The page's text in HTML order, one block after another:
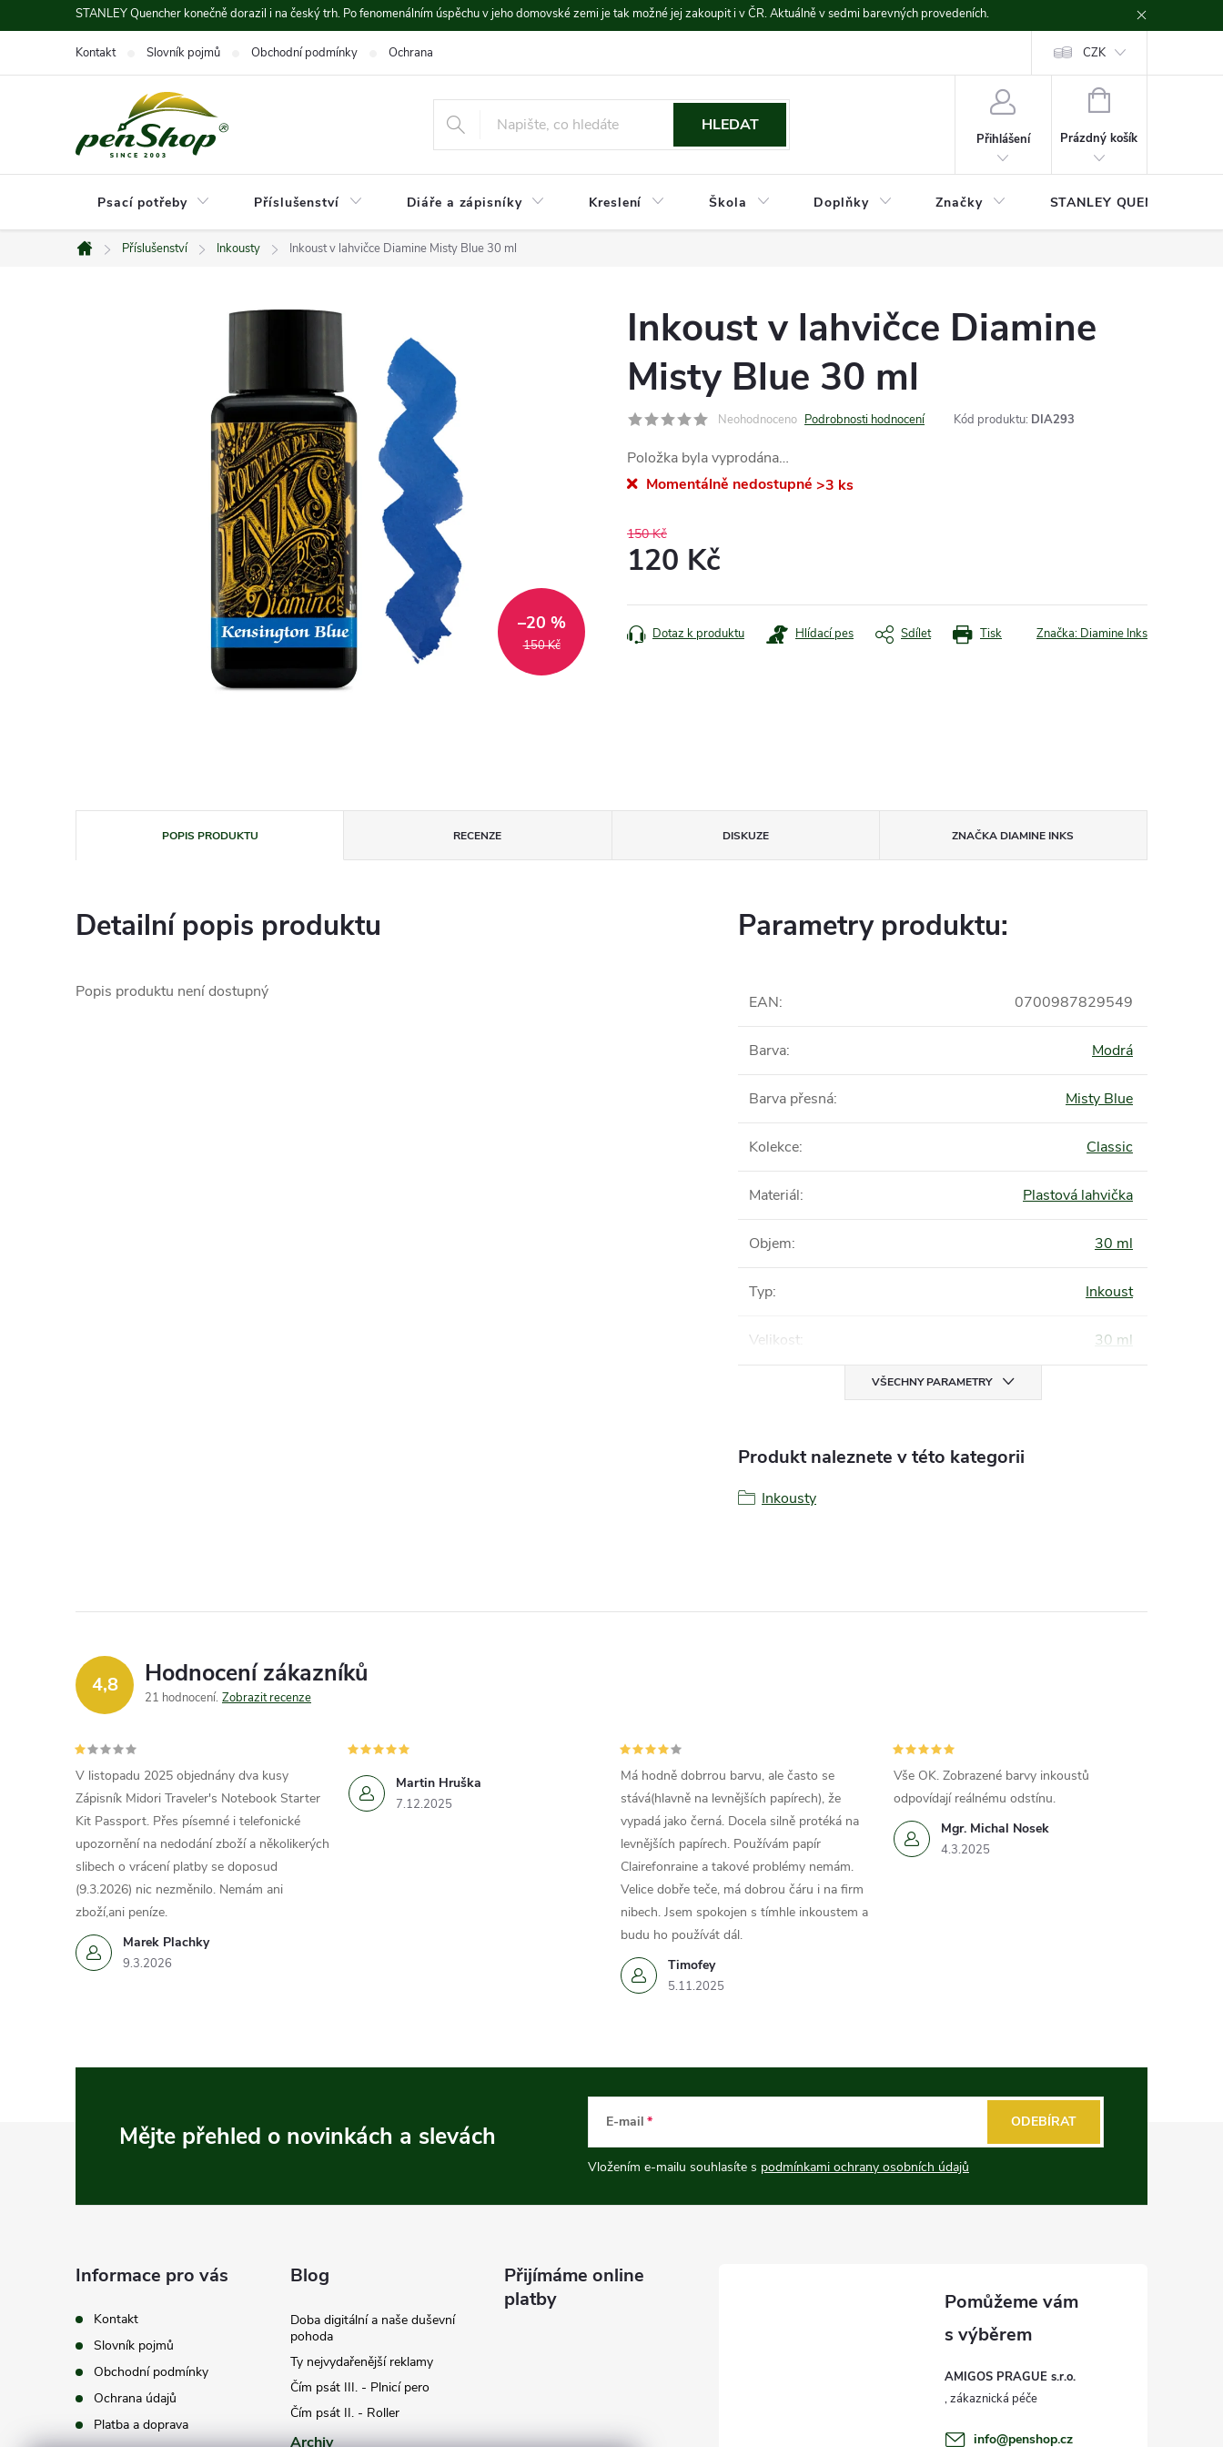
na
STANLEY Quencher konečně dorazil i na český trh. Po fenomenálním úspěchu v jeho domovské zemi je tak možné jej zakoupit i v ČR. Aktuálně v sedmi barevných provedeních.
Kontakt Slovník pojmů Obchodní podmínky Ochrana údajů CZK
HLEDAT
Přihlášení
NÁKUPNÍ
Prázdný košík
Psací potřeby Příslušenství Diáře a zápisníky Kreslení Škola Doplňky Značky STANLEY QUENCHER
Domů
Příslušenství Inkousty Inkoust v lahvičce Diamine Misty Blue 30 ml
150 Kč
–20 %
Inkoust v lahvičce Diamine
Misty Blue 30 ml
Neohodnoceno Podrobnosti hodnocení Kód produktu: DIA293
Položka byla vyprodána…
Momentálně nedostupné >3 ks
150 Kč
120 Kč
cena:
Tisk
Dotaz k produktu Hlídací pes Sdílet Značka: Diamine Inks
POPIS PRODUKTU RECENZE DISKUZE ZNAČKA DIAMINE INKS
Detailní popis produktu
Popis produktu není dostupný
Parametry produktu:
EAN: 0700987829549
Barva: Modrá
Barva přesná: Misty Blue
Kolekce: Classic
Materiál: Plastová lahvička
Objem: 30 ml
Typ: Inkoust
Velikost: 30 ml
VŠECHNY PARAMETRY
Produkt naleznete v této kategorii
Inkousty
4,8 Hodnocení zákazníků
21 hodnocení Zobrazit recenze
Marek Plachky
9.3.2026
V listopadu 2025 objednány dva kusy
Zápisník Midori Traveler's Notebook Starter
Kit Passport. Přes písemné i telefonické
upozornění na nedodání zboží a několikerých
slibech o vrácení platby se doposud
(9.3.2026) nic nezměnilo. Nemám ani
zboží,ani peníze.
Martin Hruška
7.12.2025
Timofey
5.11.2025
Má hodně dobrrou barvu, ale často se
stává(hlavně na levnějších papírech), že
vypadá jako černá. Docela silně protéká na
levnějších papírech. Používám papír
Clairefonraine a takové problémy nemám.
Velice dobře teče, má dobrou čáru i na firm
nibech. Jsem spokojen s tímhle inkoustem a
budu ho používát dál.
Mgr. Michal Nosek
4.3.2025
Vše OK. Zobrazené barvy inkoustů
odpovídají reálnému odstínu.
Mějte přehled o novinkách a slevách E-mail
Vložením e-mailu souhlasíte s podmínkami ochrany osobních údajů
ODEBÍRAT
Informace pro vás
Kontakt
Slovník pojmů
Obchodní podmínky
Ochrana údajů
Platba a doprava
Blog
Doba digitální a naše duševní
pohoda
Ty nejvydařenější reklamy
Čím psát III. - Plnicí pero
Čím psát II. - Roller
Archiv
Přijímáme online
platby
AMIGOS PRAGUE s.r.o.
info@penshop.cz